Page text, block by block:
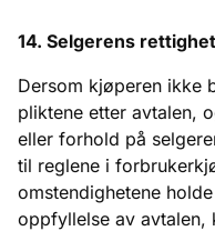
14. Selgerens
Dersom kjøperen ikke
pliktene etter avtalen,
eller forhold på
til reglene i
omstendighetene
oppfyllelse av avtalen,